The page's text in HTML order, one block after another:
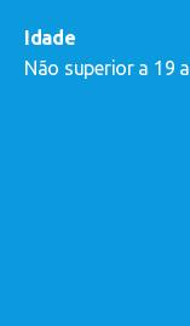
Idade
Não superior a 19